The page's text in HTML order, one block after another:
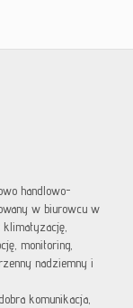
handlowo-
w biurowcu w
klimatyzację,
monitoring,
nadziemny i
komunikacja,